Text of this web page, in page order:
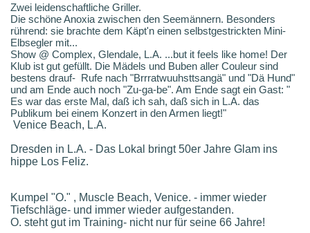
Zwei leidenschaftliche Griller.
Die schöne Anoxia zwischen den Seemännern. Besonders
rührend: sie brachte dem Käpt'n einen selbstgestrickten Mini-
Elbsegler mit...
Show @ Complex, Glendale, L.A. ...but it feels like home! Der
Klub ist gut gefüllt. Die Mädels und Buben aller Couleur sind
bestens drauf- Rufe nach "Brrratwuuhsttsangä" und "Dä Hund"
und am Ende auch noch "Zu-ga-be". Am Ende sagt ein Gast: "
Es war das erste Mal, daß ich sah, daß sich in L.A. das
Publikum bei einem Konzert in den Armen liegt!"
Venice Beach, L.A.
Dresden in L.A. - Das Lokal bringt 50er Jahre Glam ins
hippe Los Feliz.
Kumpel "O." , Muscle Beach, Venice. - immer wieder
Tiefschläge- und immer wieder aufgestanden.
O. steht gut im Training- nicht nur für seine 66 Jahre!